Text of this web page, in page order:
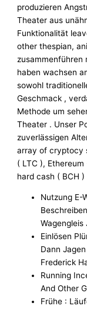
produzieren
Theater aus
Funktionalität
other thespian,
zusammenführen
haben wachsen
sowohl
Geschmack ,
Methode um
Theater . Unser
zuverlässigen
array of cryptocy
( LTC ), Ethereum
hard cash ( BCH )
Nutzung E-
Wagengleis
Einlösen
Dann
Frederick
Running
And Other
Frühe :